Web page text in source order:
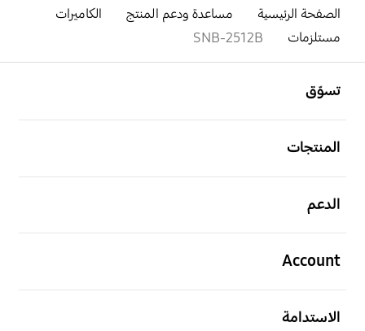
الصفحة الرئيسية مساعدة ودعم المنتج
الكاميرات
مستلزمات
SNB-2512B
تسوّق
المنتجات
الدعم
Account
الاستدامة